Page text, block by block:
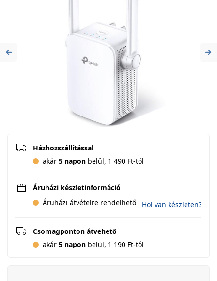
Previous
Házhozszállítással
akár 5 napon belül, 1 490 Ft-tól
Áruházi készletinformáció
Áruházi átvételre rendelhető
Hol van készleten?
Csomagponton átvehető
akár 5 napon belül, 1 190 Ft-tól